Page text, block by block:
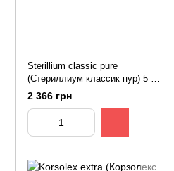
Sterillium classic pure
(Стериллиум классик пур) 5 л.
Дезинфектант для кожи рук.
2 366 грн